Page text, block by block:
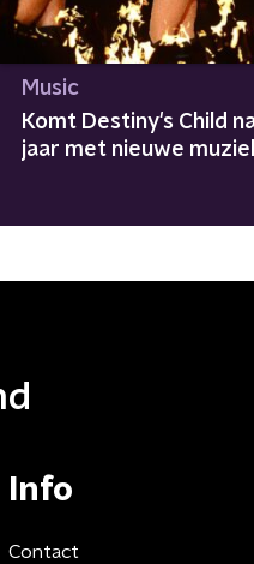
Music
Komt Destiny's Child
jaar met nieuwe
Info
Contact